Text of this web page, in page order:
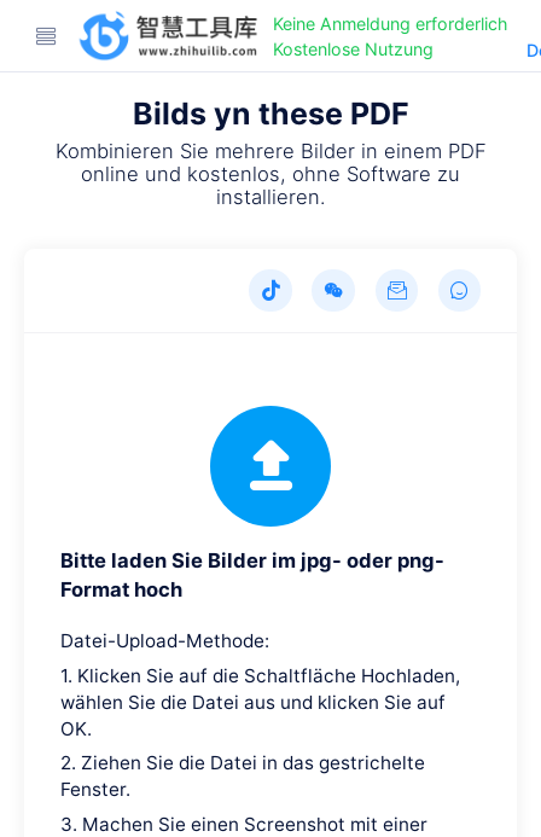
Keine Anmeldung erforderlich
Kostenlose Nutzung
Bilds yn these PDF
Kombinieren Sie mehrere Bilder in einem PDF
online und kostenlos, ohne Software zu
installieren.
Bitte laden Sie Bilder im jpg- oder png-
Format hoch
Datei-Upload-Methode:
1. Klicken Sie auf die Schaltfläche Hochladen,
wählen Sie die Datei aus und klicken Sie auf
OK.
2. Ziehen Sie die Datei in das gestrichelte
Fenster.
3. Machen Sie einen Screenshot mit einer